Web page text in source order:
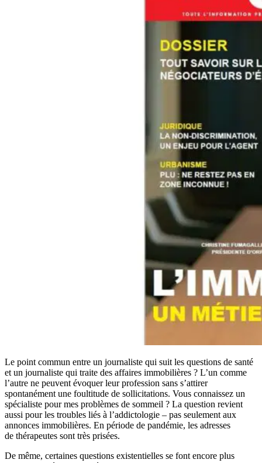
Le point commun entre un journaliste qui suit les questions de santé
et un journaliste qui traite des affaires immobilières ? L’un comme
l’autre ne peuvent évoquer leur profession sans s’attirer
spontanément une foultitude de sollicitations. Vous connaissez un
spécialiste pour mes problèmes de sommeil ? La question revient
aussi pour les troubles liés à l’addictologie – pas seulement aux
annonces immobilières. En période de pandémie, les adresses
de thérapeutes sont très prisées.
De même, certaines questions existentielles se font encore plus